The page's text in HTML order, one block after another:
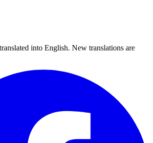
into English. New translations are